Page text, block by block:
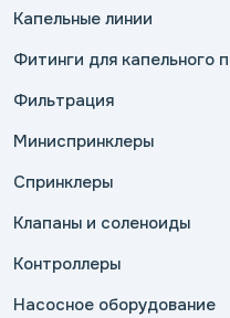
Капельные линии
Фитинги для капельного
Фильтрация
Миниспринклеры
Спринклеры
Клапаны и соленоиды
Контроллеры
Насосное оборудование